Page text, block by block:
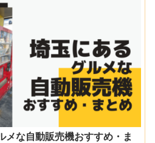
メな自動販売機おすすめ・ま